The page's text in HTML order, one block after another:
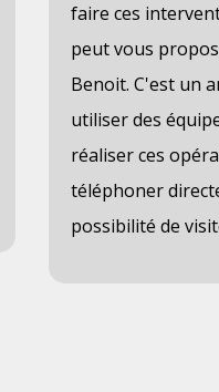
faire ces
peut vous
Benoit. C'est un
utiliser des
réaliser ces
téléphoner
possibilité de